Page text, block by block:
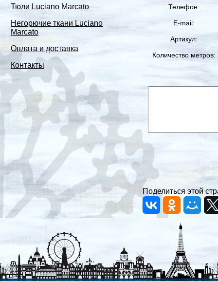
Тюли Luciano Marcato
Негорючие ткани Luciano
Marcato
Оплата и доставка
Контакты
Телефон:
E-mail:
Артикул:
Количество метров:
Поделиться этой